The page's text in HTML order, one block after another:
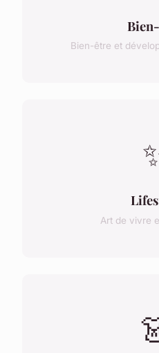
Bien-être et
Art de vivre